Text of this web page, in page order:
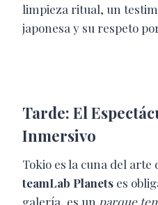
limpieza ritual, un
japonesa y su respeto
Tarde: El
Inmersivo
Tokio es la cuna del arte
teamLab Planets es
galería, es un parque